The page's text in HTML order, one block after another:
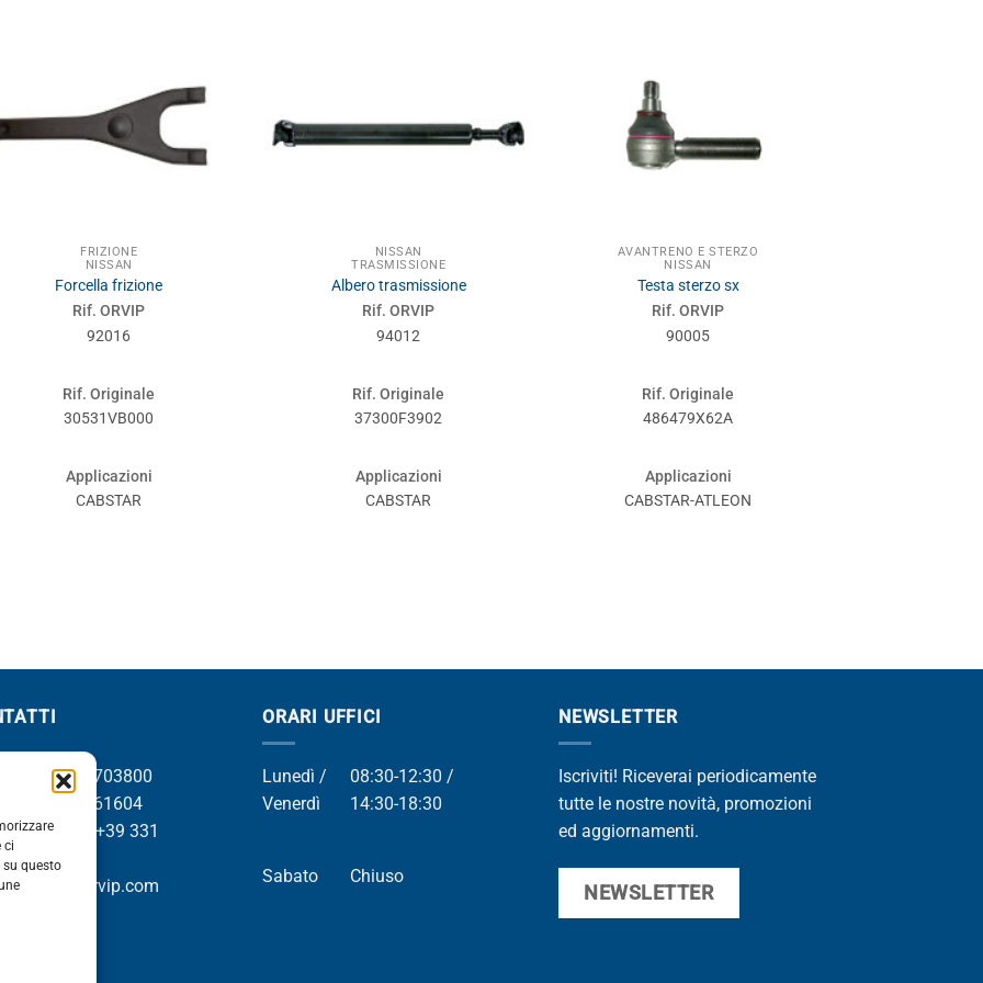
ci
questo
FRIZIONE
NISSAN
Forcella frizione
Rif. ORVIP
92016
Rif. Originale
30531VB000
Applicazioni
CABSTAR
NISSAN
TRASMISSIONE
Albero trasmissione
Rif. ORVIP
94012
Rif. Originale
37300F3902
Applicazioni
CABSTAR
AVANTRENO E STERZO
NISSAN
Testa sterzo sx
Rif. ORVIP
90005
Rif. Originale
486479X62A
Applicazioni
CABSTAR-ATLEON
+39 049 8703800
+39 049 761604
Whatsapp +39 331
info@orvip.com
ORARI UFFICI
Lunedì /
Venerdì
08:30-12:30 /
14:30-18:30
Sabato Chiuso
NEWSLETTER
Iscriviti! Riceverai periodicamente
tutte le nostre novità, promozioni
ed aggiornamenti.
NEWSLETTER